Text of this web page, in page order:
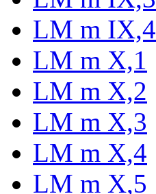
LM m IX,4
LM m X,1
LM m X,2
LM m X,3
LM m X,4
LM m X,5